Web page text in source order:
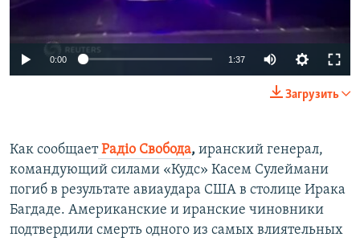
1080p
0:00 1:37
270p
1080p
Загрузить
Как сообщаетРадiо Свобода, иранский генерал,
командующий силами «Кудс» Касем Сулеймани
погиб в результате авиаудара США в столице Ирака
Багдаде. Американские и иранские чиновники
подтвердили смерть одного из самых влиятельных